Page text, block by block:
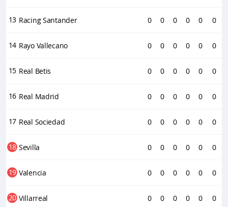
13 Racing Santander 0 0 0 0 0 0
14 Rayo Vallecano 0 0 0 0 0 0
15 Real Betis 0 0 0 0 0 0
16 Real Madrid 0 0 0 0 0 0
17 Real Sociedad 0 0 0 0 0 0
18 Sevilla 0 0 0 0 0 0
19 Valencia 0 0 0 0 0 0
20 Villarreal 0 0 0 0 0 0